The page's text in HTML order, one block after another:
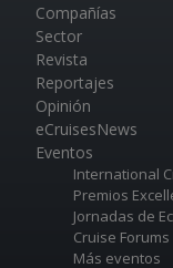
Compañías
Sector
Revista
Reportajes
Opinión
eCruisesNews
Eventos
International
Premios
Jornadas de
Cruise Forums
Más eventos